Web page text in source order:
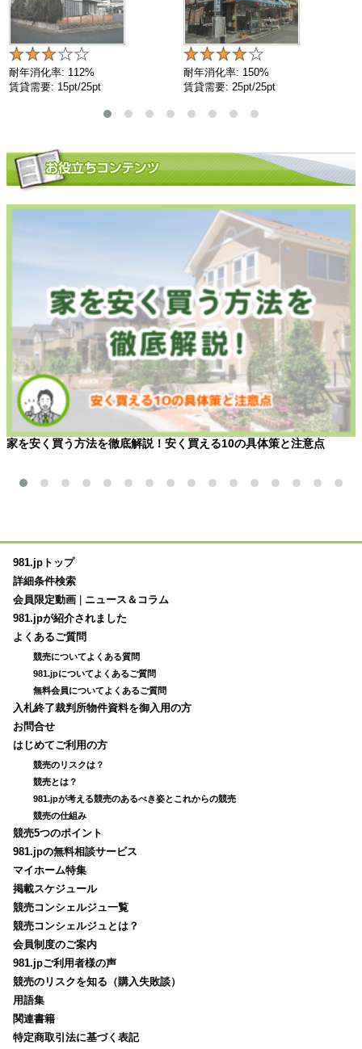
耐年消化率: 112%
賃貸需要: 15pt/25pt
耐年消化率: 150%
賃貸需要: 25pt/25pt
家を安く買う方法を徹底解説！安く買える10の具体策と注意点
981.jpトップ
詳細条件検索
会員限定動画
ニュース＆コラム
981.jpが紹介されました
よくあるご質問
競売についてよくある質問
981.jpについてよくあるご質問
無料会員についてよくあるご質問
入札終了裁判所物件資料を御入用の方
お問合せ
はじめてご利用の方
競売のリスクは？
競売とは？
981.jpが考える競売のあるべき姿とこれからの競売
競売の仕組み
競売5つのポイント
981.jpの無料相談サービス
マイホーム特集
掲載スケジュール
競売コンシェルジュ一覧
競売コンシェルジュとは？
会員制度のご案内
981.jpご利用者様の声
競売のリスクを知る（購入失敗談）
用語集
関連書籍
特定商取引法に基づく表記